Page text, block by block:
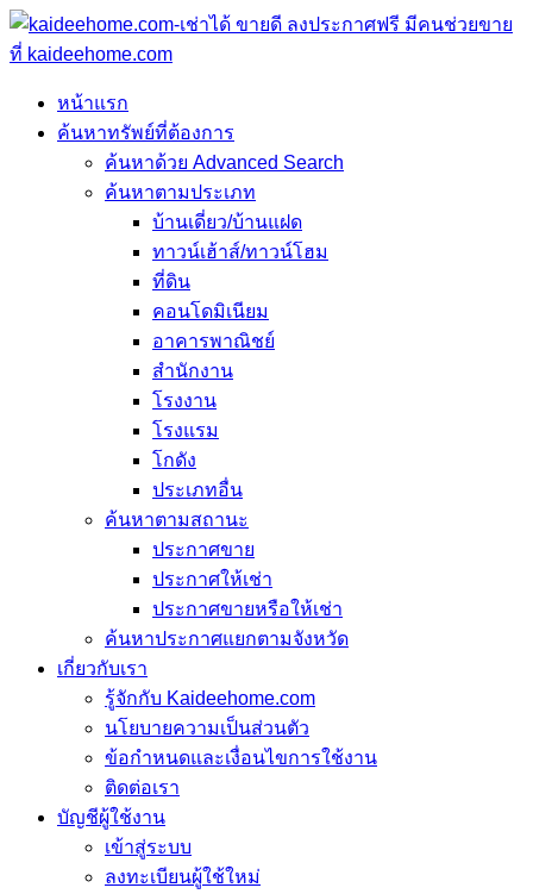
หน้าแรก
ค้นหาทรัพย์ที่ต้องการ
ค้นหาด้วย Advanced Search
ค้นหาตามประเภท
บ้านเดี่ยว/บ้านแฝด
ทาวน์เฮ้าส์/ทาวน์โฮม
ที่ดิน
คอนโดมิเนียม
อาคารพาณิชย์
สำนักงาน
โรงงาน
โรงแรม
โกดัง
ประเภทอื่น
ค้นหาตามสถานะ
ประกาศขาย
ประกาศให้เช่า
ประกาศขายหรือให้เช่า
ค้นหาประกาศแยกตามจังหวัด
เกี่ยวกับเรา
รู้จักกับ Kaideehome.com
นโยบายความเป็นส่วนตัว
ข้อกำหนดและเงื่อนไขการใช้งาน
ติดต่อเรา
บัญชีผู้ใช้งาน
เข้าสู่ระบบ
ลงทะเบียนผู้ใช้ใหม่